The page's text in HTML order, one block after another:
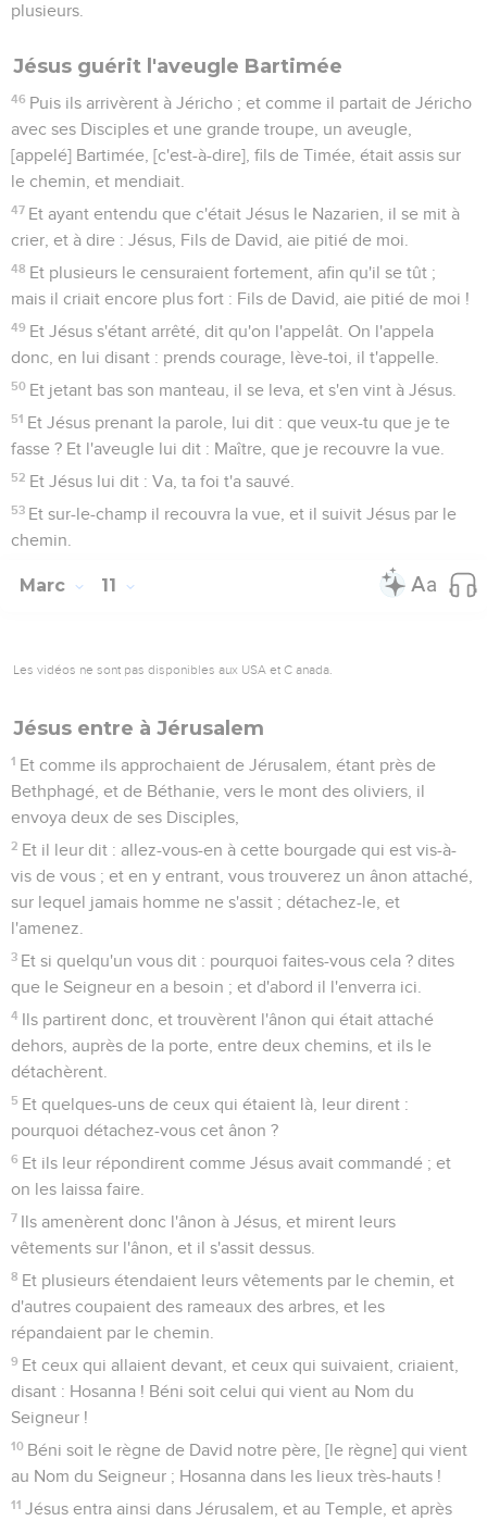
plusieurs.
Jésus guérit l'aveugle Bartimée
46 Puis ils arrivèrent à Jéricho ; et comme il partait de Jéricho
avec ses Disciples et une grande troupe, un aveugle,
[appelé] Bartimée, [c'est-à-dire], fils de Timée, était assis sur
le chemin, et mendiait.
47 Et ayant entendu que c'était Jésus le Nazarien, il se mit à
crier, et à dire : Jésus, Fils de David, aie pitié de moi.
48 Et plusieurs le censuraient fortement, afin qu'il se tût ;
mais il criait encore plus fort : Fils de David, aie pitié de moi !
49 Et Jésus s'étant arrêté, dit qu'on l'appelât. On l'appela
donc, en lui disant : prends courage, lève-toi, il t'appelle.
50 Et jetant bas son manteau, il se leva, et s'en vint à Jésus.
51 Et Jésus prenant la parole, lui dit : que veux-tu que je te
fasse ? Et l'aveugle lui dit : Maître, que je recouvre la vue.
52 Et Jésus lui dit : Va, ta foi t'a sauvé.
53 Et sur-le-champ il recouvra la vue, et il suivit Jésus par le
chemin.
Marc 11
Les vidéos ne sont pas disponibles aux USA et C anada.
Jésus entre à Jérusalem
1 Et comme ils approchaient de Jérusalem, étant près de
Bethphagé, et de Béthanie, vers le mont des oliviers, il
envoya deux de ses Disciples,
2 Et il leur dit : allez-vous-en à cette bourgade qui est vis-à-
vis de vous ; et en y entrant, vous trouverez un ânon attaché,
sur lequel jamais homme ne s'assit ; détachez-le, et
l'amenez.
3 Et si quelqu'un vous dit : pourquoi faites-vous cela ? dites
que le Seigneur en a besoin ; et d'abord il l'enverra ici.
4 Ils partirent donc, et trouvèrent l'ânon qui était attaché
dehors, auprès de la porte, entre deux chemins, et ils le
détachèrent.
5 Et quelques-uns de ceux qui étaient là, leur dirent :
pourquoi détachez-vous cet ânon ?
6 Et ils leur répondirent comme Jésus avait commandé ; et
on les laissa faire.
7 Ils amenèrent donc l'ânon à Jésus, et mirent leurs
vêtements sur l'ânon, et il s'assit dessus.
8 Et plusieurs étendaient leurs vêtements par le chemin, et
d'autres coupaient des rameaux des arbres, et les
répandaient par le chemin.
9 Et ceux qui allaient devant, et ceux qui suivaient, criaient,
disant : Hosanna ! Béni soit celui qui vient au Nom du
Seigneur !
10 Béni soit le règne de David notre père, [le règne] qui vient
au Nom du Seigneur ; Hosanna dans les lieux très-hauts !
11 Jésus entra ainsi dans Jérusalem, et au Temple, et après